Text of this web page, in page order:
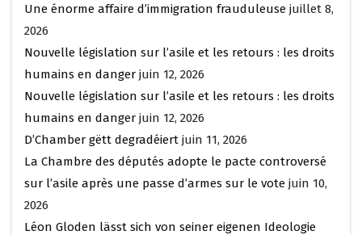
Une énorme affaire d’immigration frauduleuse juillet 8,
2026
Nouvelle législation sur l’asile et les retours : les droits
humains en danger juin 12, 2026
Nouvelle législation sur l’asile et les retours : les droits
humains en danger juin 12, 2026
D’Chamber gëtt degradéiert juin 11, 2026
La Chambre des députés adopte le pacte controversé
sur l’asile après une passe d’armes sur le vote juin 10,
2026
Léon Gloden lässt sich von seiner eigenen Ideologie